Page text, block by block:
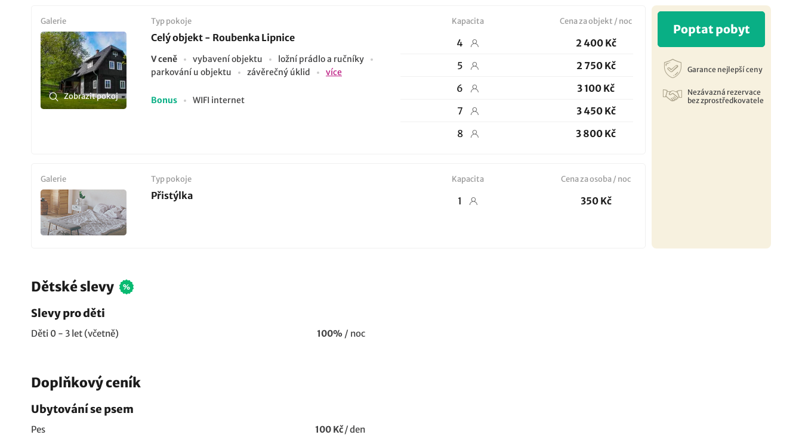
Galerie
Zobrazit pokoj
Typ pokoje
Celý objekt - Roubenka Lipnice
V ceně vybavení objektu
ložní prádlo a ručníky
parkování u objektu
závěrečný úklid více
Bonus WIFI internet
Kapacita Cena za objekt / noc
4
2 400 Kč
5
2 750 Kč
6
3 100 Kč
7
3 450 Kč
8
3 800 Kč
Galerie Typ pokoje
Přistýlka
Kapacita Cena za osoba / noc
1 350 Kč
Poptat pobyt
Garance nejlepší ceny
Nezávazná rezervace
bez zprostředkovatele
Dětské slevy
Slevy pro děti
Děti 0 - 3 let (včetně) 100% / noc
Doplňkový ceník
Ubytování se psem
Pes 100 Kč/den